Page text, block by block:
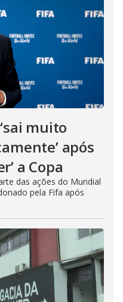
muito
após
a Copa
das ações do Mundial
pela Fifa após